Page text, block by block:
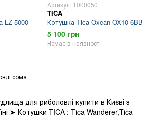
для риболовлі купити в Києві з
➤ Котушки TICA : Tica Wanderer,Tica
LZ 5000
сома
Артикул: 1000050
TICA
Котушка Tica Oxean OX10 6BB
5 100 грн
Немає в наявності